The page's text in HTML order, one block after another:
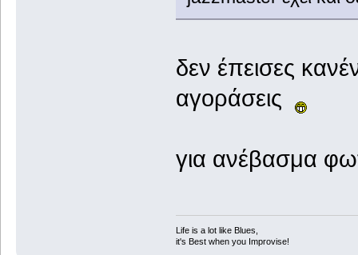
δεν έπεισες
αγοράσεις
για ανέβασμα
Life is a lot like Blues,
it's Best when you Improvise!